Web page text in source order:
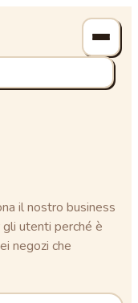
il nostro business
utenti perché è
negozi che